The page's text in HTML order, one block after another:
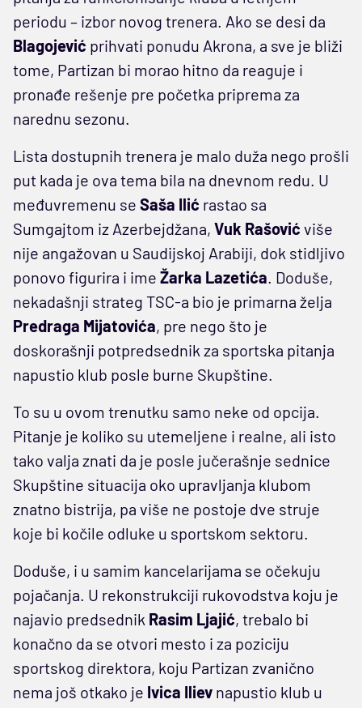
periodu – izbor novog trenera. Ako se desi da
Blagojević prihvati ponudu Akrona, a sve je bliži
tome, Partizan bi morao hitno da reaguje i
pronađe rešenje pre početka priprema za
narednu sezonu.
Lista dostupnih trenera je malo duža nego prošli
put kada je ova tema bila na dnevnom redu. U
međuvremenu se Saša Ilić rastao sa
Sumgajtom iz Azerbejdžana, Vuk Rašović više
nije angažovan u Saudijskoj Arabiji, dok stidljivo
ponovo figurira i ime Žarka Lazetića. Doduše,
nekadašnji strateg TSC-a bio je primarna želja
Predraga Mijatovića, pre nego što je
doskorašnji potpredsednik za sportska pitanja
napustio klub posle burne Skupštine.
To su u ovom trenutku samo neke od opcija.
Pitanje je koliko su utemeljene i realne, ali isto
tako valja znati da je posle jučerašnje sednice
Skupštine situacija oko upravljanja klubom
znatno bistrija, pa više ne postoje dve struje
koje bi kočile odluke u sportskom sektoru.
Doduše, i u samim kancelarijama se očekuju
pojačanja. U rekonstrukciji rukovodstva koju je
najavio predsednik Rasim Ljajić, trebalo bi
konačno da se otvori mesto i za poziciju
sportskog direktora, koju Partizan zvanično
nema još otkako je Ivica Iliev napustio klub u